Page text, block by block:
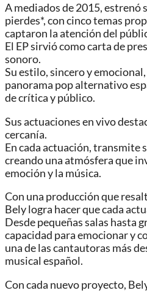
A mediados de 2015, estrenó
pierdes*, con cinco temas
captaron la atención del
El EP sirvió como carta de
sonoro.
Su estilo, sincero y
panorama pop alternativo
de crítica y público.
Sus actuaciones en vivo
cercanía.
En cada actuación, transmite
creando una atmósfera que
emoción y la música.
Con una producción que
Bely logra hacer que cada
Desde pequeñas salas hasta
capacidad para emocionar y
una de las cantautoras más
musical español.
Con cada nuevo proyecto,